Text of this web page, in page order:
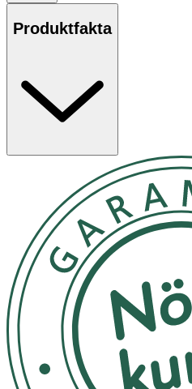
absorberar läckande
materialet låter huden andas.
Maskintvättas på ullprogram.
torktumla ej. Formas i vått
N/A
OK för gravida och ammande:
Produktfakta